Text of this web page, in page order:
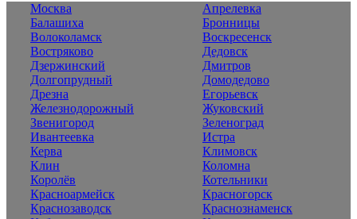
Москва
Апрелевка
Балашиха
Бронницы
Волоколамск
Воскресенск
Востряково
Дедовск
Дзержинский
Дмитров
Долгопрудный
Домодедово
Дрезна
Егорьевск
Железнодорожный
Жуковский
Звенигород
Зеленоград
Ивантеевка
Истра
Керва
Климовск
Клин
Коломна
Королёв
Котельники
Красноармейск
Красногорск
Краснозаводск
Краснознаменск